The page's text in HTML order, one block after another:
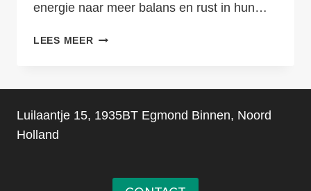
energie naar meer balans en rust in hun…
LEES MEERMINDFULNESS
IK
Luilaantje 15, 1935BT Egmond Binnen, Noord
Holland